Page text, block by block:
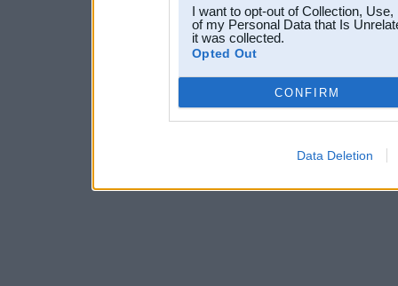
I want to opt-out of Collection,
of my Personal Data that Is
it was collected.
Opted Out
CONFIRM
Data Deletion